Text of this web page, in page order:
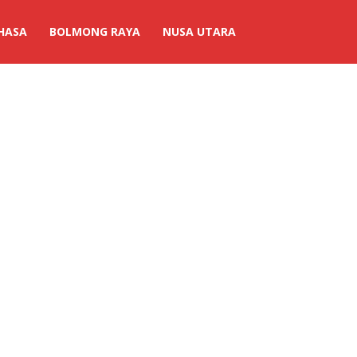
BOLMONG RAYA NUSA UTARA